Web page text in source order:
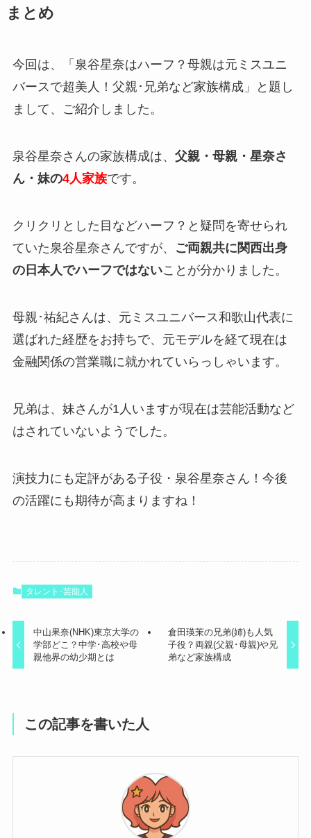
まとめ
今回は、「泉谷星奈はハーフ？母親は元ミスユニ
バースで超美人！父親･兄弟など家族構成」と題し
まして、ご紹介しました。
泉谷星奈さんの家族構成は、 父親・母親・星奈さ
ん・妹の4人家族です。
クリクリとした目などハーフ？と疑問を寄せられ
ていた泉谷星奈さんですが、
ご両親共に関西出身
の日本人でハーフではないことが分かりました。
母親･祐紀さんは、元ミスユニバース和歌山代表に
選ばれた経歴をお持ちで、元モデルを経て現在は
金融関係の営業職に就かれていらっしゃいます。
兄弟は、妹さんが1人いますが現在は芸能活動など
はされていないようでした。
演技力にも定評がある子役・泉谷星奈さん！今後
の活躍にも期待が高まりますね！
タレント･芸能人
中山果奈(NHK)東京大学の
学部どこ？中学･高校や母
親他界の幼少期とは
倉田瑛茉の兄弟(姉)も人気
子役？両親(父親･母親)や兄
弟など家族構成
この記事を書いた人